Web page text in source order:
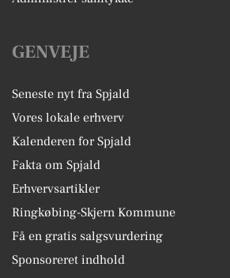
GENVEJE
Seneste nyt fra Spjald
Vores lokale erhverv
Kalenderen for Spjald
Fakta om Spjald
Erhvervsartikler
Ringkøbing-Skjern Kommune
Få en gratis salgsvurdering
Sponsoreret indhold